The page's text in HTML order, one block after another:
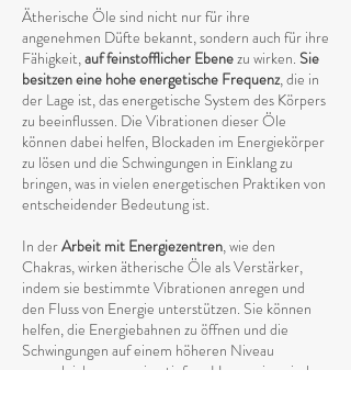
Ätherische Öle sind nicht nur für ihre
angenehmen Düfte bekannt, sondern auch für ihre
Fähigkeit,auf feinstofflicher Ebenezu wirken. Sie
besitzen eine hohe energetische Frequenz, die in
der Lage ist, das energetische System des Körpers
zu beeinflussen. Die Vibrationen dieser Öle
können dabei helfen, Blockaden im Energiekörper
zu lösen und die Schwingungen in Einklang zu
bringen, was in vielen energetischen Praktiken von
entscheidender Bedeutung ist.
In derArbeit mit Energiezentren, wie den
Chakras, wirken ätherische Öle als Verstärker,
indem sie bestimmte Vibrationen anregen und
den Fluss von Energie unterstützen. Sie können
helfen, die Energiebahnen zu öffnen und die
Schwingungen auf einem höheren Niveau
auszugleichen, was eine tiefere Harmonie zwischen